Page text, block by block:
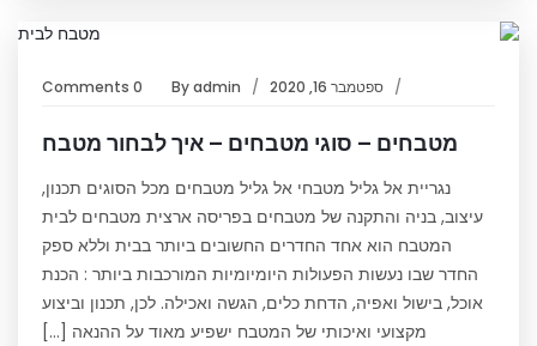
ספטמבר 16, 2020 Byadmin
0 Comments
מטבחים – סוגי מטבחים – איך לבחור מטבח
נגריית אל גליל מטבחי אל גליל מטבחים מכל הסוגים תכנון,
עיצוב, בניה והתקנה של מטבחים בפריסה ארצית מטבחים לבית
המטבח הוא אחד החדרים החשובים ביותר בבית וללא ספק
החדר שבו נעשות הפעולות היומיומיות המורכבות ביותר : הכנת
אוכל, בישול ואפיה, הדחת כלים, הגשה ואכילה. לכן, תכנון וביצוע
מקצועי ואיכותי של המטבח ישפיע מאוד על ההנאה […]